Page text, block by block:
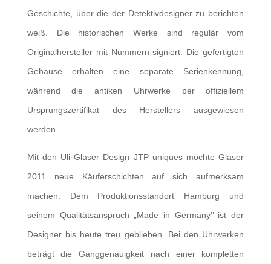
Geschichte, über die der Detektivdesigner zu berichten
weiß. Die historischen Werke sind regulär vom
Originalhersteller mit Nummern signiert. Die gefertigten
Gehäuse erhalten eine separate Serienkennung,
während die antiken Uhrwerke per offiziellem
Ursprungszertifikat des Herstellers ausgewiesen
werden.
Mit den Uli Glaser Design JTP uniques möchte Glaser
2011 neue Käuferschichten auf sich aufmerksam
machen. Dem Produktionsstandort Hamburg und
seinem Qualitätsanspruch „Made in Germany’’ ist der
Designer bis heute treu geblieben. Bei den Uhrwerken
beträgt die Ganggenauigkeit nach einer kompletten